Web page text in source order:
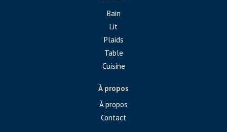
Bain
Lit
Plaids
Table
Cuisine
À propos
À propos
Contact